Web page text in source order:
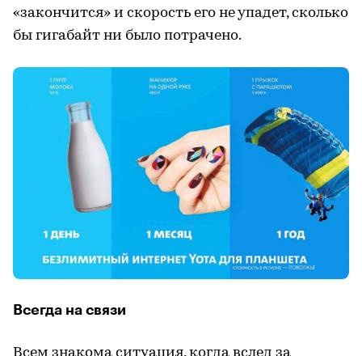
«закончится» и скорость его не упадет, сколько
бы гигабайт ни было потрачено.
Всегда на связи
Всем знакома ситуация, когда вслед за